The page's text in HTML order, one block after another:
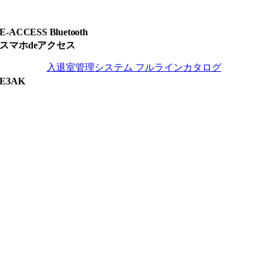
E-ACCESS Bluetooth
スマホdeアクセス
入退室管理システム フルラインカタログ
E3AK